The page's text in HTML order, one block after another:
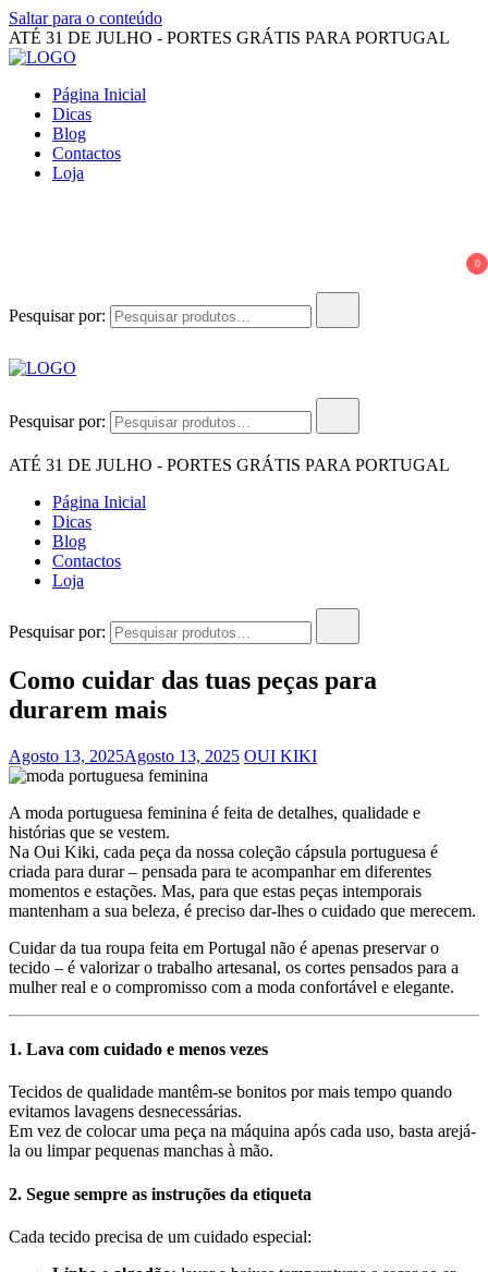
Saltar para o conteúdo
ATÉ 31 DE JULHO - PORTES GRÁTIS PARA PORTUGAL
OUI KIKI
A Oui Kiki é uma marca 100% portuguesa e as peças são todos feitas
à mão, pela criadora e responsável pela produção, Laura Nogueira.
Página Inicial
Dicas
Blog
Contactos
Loja
0
Pesquisar por:
A Oui Kiki é uma marca 100% portuguesa e as peças são todos feitas
à mão, pela criadora e responsável pela produção, Laura Nogueira.
Pesquisar por:
ATÉ 31 DE JULHO - PORTES GRÁTIS PARA PORTUGAL
Página Inicial
Dicas
Blog
Contactos
Loja
Pesquisar por:
Como cuidar das tuas peças para
durarem mais
Agosto 13, 2025Agosto 13, 2025 OUI KIKI
A moda portuguesa feminina é feita de detalhes, qualidade e
histórias que se vestem.
Na Oui Kiki, cada peça da nossa coleção cápsula portuguesa é
criada para durar – pensada para te acompanhar em diferentes
momentos e estações. Mas, para que estas peças intemporais
mantenham a sua beleza, é preciso dar-lhes o cuidado que merecem.
Cuidar da tua roupa feita em Portugal não é apenas preservar o
tecido – é valorizar o trabalho artesanal, os cortes pensados para a
mulher real e o compromisso com a moda confortável e elegante.
1. Lava com cuidado e menos vezes
Tecidos de qualidade mantêm-se bonitos por mais tempo quando
evitamos lavagens desnecessárias.
Em vez de colocar uma peça na máquina após cada uso, basta arejá-
la ou limpar pequenas manchas à mão.
2. Segue sempre as instruções da etiqueta
Cada tecido precisa de um cuidado especial: